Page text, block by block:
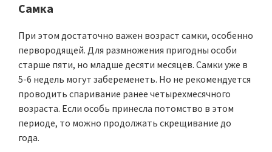
Самка
При этом достаточно важен возраст самки, особенно
первородящей. Для размножения пригодны особи
старше пяти, но младше десяти месяцев. Самки уже в
5-6 недель могут забеременеть. Но не рекомендуется
проводить спаривание ранее четырехмесячного
возраста. Если особь принесла потомство в этом
периоде, то можно продолжать скрещивание до
года.